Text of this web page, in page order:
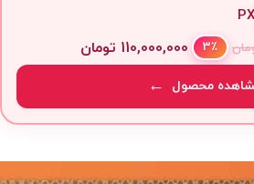
3٪ 110,000,000 تومان
محصول